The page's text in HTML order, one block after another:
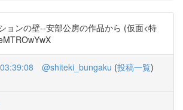
ョンの壁--安部公房の作品から (仮面<特
@shiteki_bungaku (投稿一覧)